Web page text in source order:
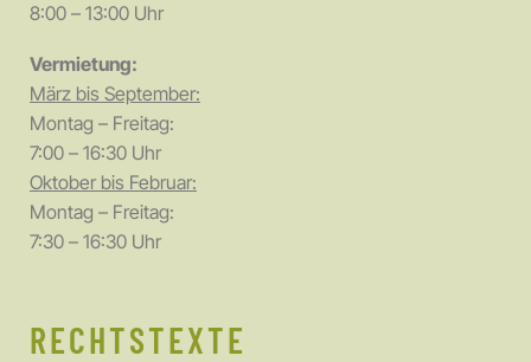
8:00 – 13:00 Uhr
Vermietung:
März bis September:
Montag – Freitag:
7:00 – 16:30 Uhr
Oktober bis Februar:
Montag – Freitag:
7:30 – 16:30 Uhr
RECHTSTEXTE